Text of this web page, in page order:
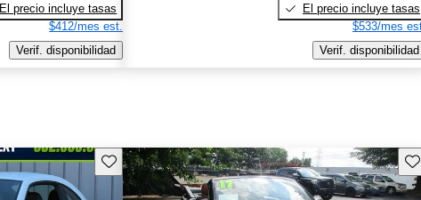
El precio incluye tasas
$412/mes est.
Verif. disponibilidad
El precio incluye tasas
$533/mes
Verif. disponibilidad
Guarda este Aviso